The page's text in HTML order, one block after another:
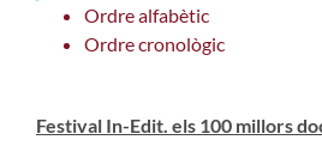
Ordre alfabètic
Ordre cronològic
Festival In-Edit. els 100 millors